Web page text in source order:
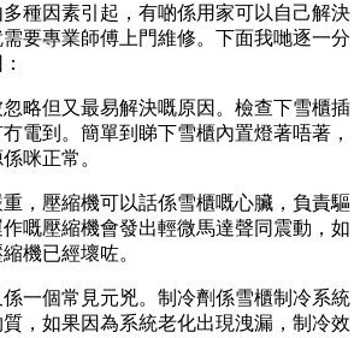
種因素引起，有啲係用家可以自己解決
要專業師傅上門維修。下面我哋逐一分
略但又最易解決嘅原因。檢查下雪櫃插
電到。簡單到睇下雪櫃內置燈著唔著，
咪正常。
，壓縮機可以話係雪櫃嘅心臟，負責驅
嘅壓縮機會發出輕微馬達聲同震動，如
機已經壞咗。
係一個常見元兇。制冷劑係雪櫃制冷系統
，如果因為系統老化出現洩漏，制冷效